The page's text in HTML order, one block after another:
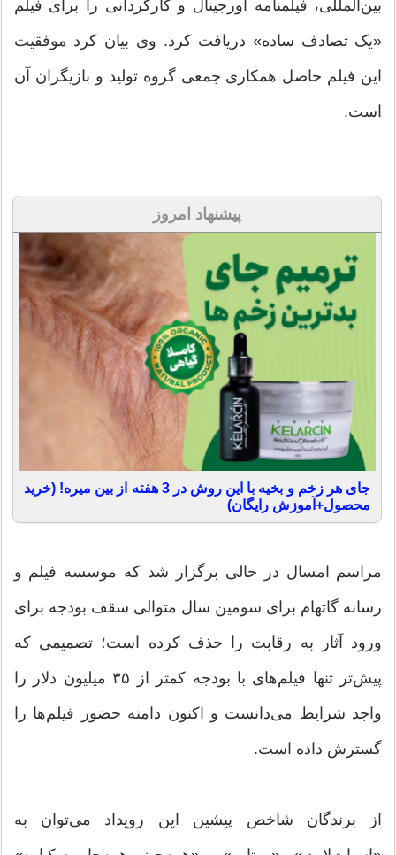
بین‌المللی، فیلمنامه اورجینال و کارگردانی را برای فیلم
«یک تصادف ساده» دریافت کرد. وی بیان کرد موفقیت
این فیلم حاصل همکاری جمعی گروه تولید و بازیگران آن
است.
پیشنهاد امروز
جای هر زخم و بخیه با این روش در 3 هفته از بین میره! (خرید
محصول+آموزش رایگان)
مراسم امسال در حالی برگزار شد که موسسه فیلم و
رسانه گاتهام برای سومین سال متوالی سقف بودجه برای
ورود آثار به رقابت را حذف کرده است؛ تصمیمی که
پیش‌تر تنها فیلم‌های با بودجه کمتر از ۳۵ میلیون دلار را
واجد شرایط می‌دانست و اکنون دامنه حضور فیلم‌ها را
گسترش داده است.
از برندگان شاخص پیشین این رویداد می‌توان به